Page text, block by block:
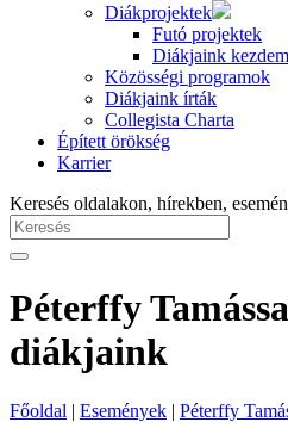
Diákprojektek
Futó projektek
Diákjaink
Közösségi programok
Diákjaink írták
Collegista Charta
Épített örökség
Karrier
Keresés oldalakon, hírekben,
Péterffy
diákjaink
Főoldal | Események | Péterffy